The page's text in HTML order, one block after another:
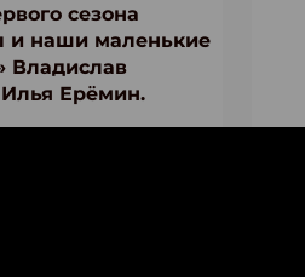
сезона
и наши маленькие
Владислав
Илья Ерёмин.